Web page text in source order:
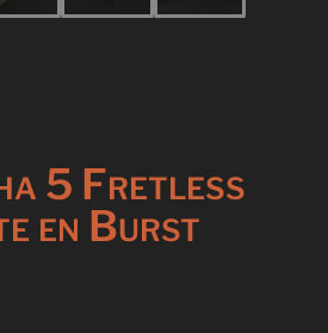
5 Fretless
en Burst